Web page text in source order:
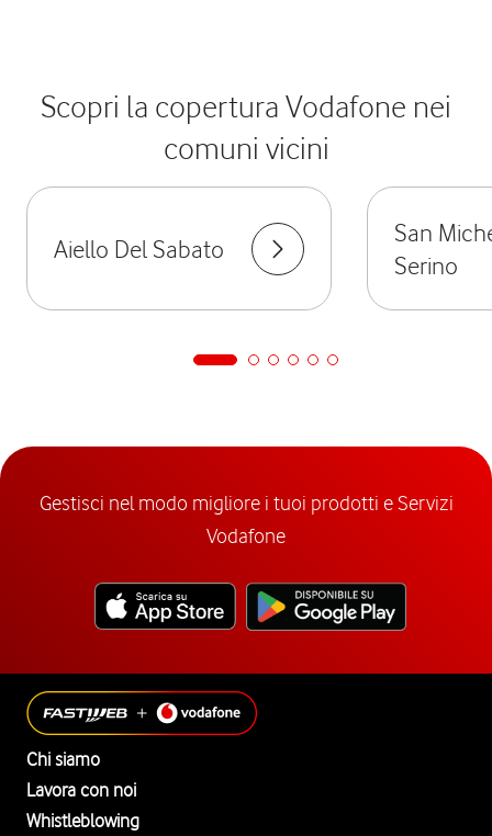
Scopri la copertura Vodafone nei
comuni vicini
Aiello Del Sabato
San
Serino
Gestisci nel modo migliore i tuoi prodotti e Servizi
Vodafone
Chi siamo
Lavora con noi
Whistleblowing